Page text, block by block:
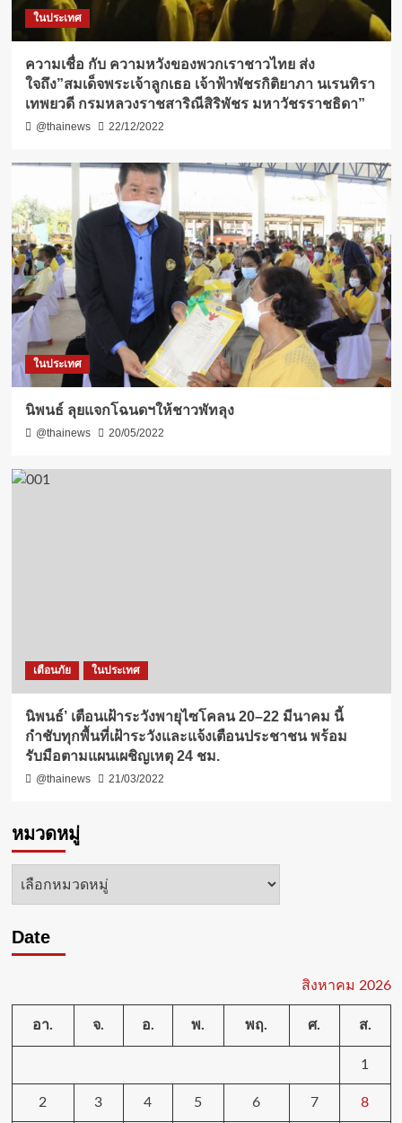
ในประเทศ
ความเชื่อ กับ​ ความหวังของพวกเราชาวไทย ส่ง
ใจถึง”สมเด็จพระเจ้าลูกเธอ เจ้าฟ้าพัชรกิติยาภา นเรนทิรา
เทพยวดี กรมหลวงราชสาริณีสิริพัชร มหาวัชรราชธิดา”
@thainews 22/12/2022
ในประเทศ
นิพนธ์ ลุยแจกโฉนดฯให้ชาวพัทลุง
@thainews 20/05/2022
เตือนภัย ในประเทศ
นิพนธ์’ เตือนเฝ้าระวังพายุไซโคลน 20–22 มีนาคม นี้
กำชับทุกพื้นที่เฝ้าระวังและแจ้งเตือนประชาชน พร้อม
รับมือตามแผนเผชิญเหตุ 24 ชม.
@thainews 21/03/2022
หมวดหมู่
หมวด
Date
สิงหาคม 2026
อา. จ. อ. พ. พฤ. ศ. ส.
1
2 3 4 5 6 7 8